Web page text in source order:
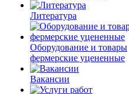
Литература
Оборудование и товары
фермерские уцененные
Вакансии